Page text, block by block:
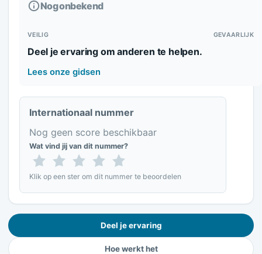
Nog onbekend
VEILIG GEVAARLIJK
Deel je ervaring om anderen te helpen.
Lees onze gidsen
Internationaal nummer
Nog geen score beschikbaar
Wat vind jij van dit nummer?
Klik op een ster om dit nummer te beoordelen
Deel je ervaring
Hoe werkt het